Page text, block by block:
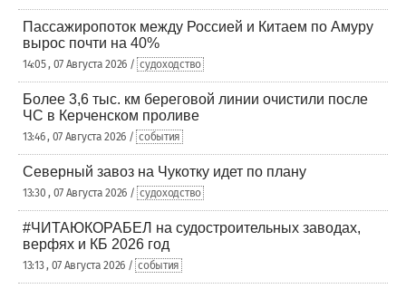
Пассажиропоток между Россией и Китаем по Амуру
вырос почти на 40%
14:05 , 07 Августа 2026 / судоходство
Более 3,6 тыс. км береговой линии очистили после
ЧС в Керченском проливе
13:46 , 07 Августа 2026 / события
Северный завоз на Чукотку идет по плану
13:30 , 07 Августа 2026 / судоходство
#ЧИТАЮКОРАБЕЛ на судостроительных заводах,
верфях и КБ 2026 год
13:13 , 07 Августа 2026 / события